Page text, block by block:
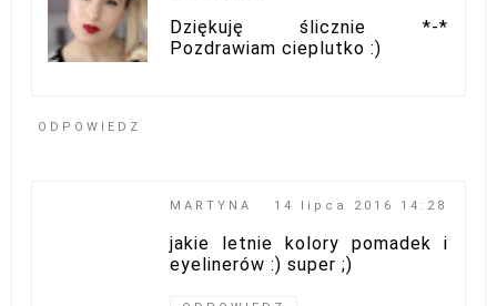
Dziękuję ślicznie *-*
Pozdrawiam cieplutko :)
ODPOWIEDZ
MARTYNA 14 lipca 2016 14:28
jakie letnie kolory pomadek i
eyelinerów :) super ;)